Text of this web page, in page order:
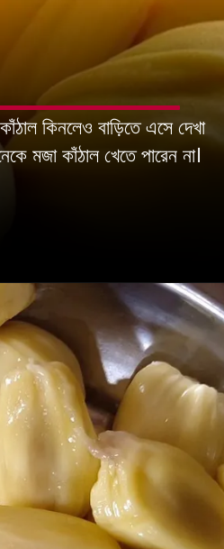
কিনলেও বাড়িতে এসে দেখা